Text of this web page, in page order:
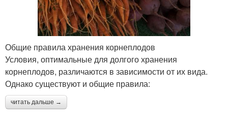
Общие правила хранения корнеплодов
Условия, оптимальные для долгого хранения
корнеплодов, различаются в зависимости от их вида.
Однако существуют и общие правила:
читать дальше →